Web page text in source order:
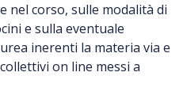
nel corso, sulle modalità di
e sulla eventuale
inerenti la materia via e
on line messi a